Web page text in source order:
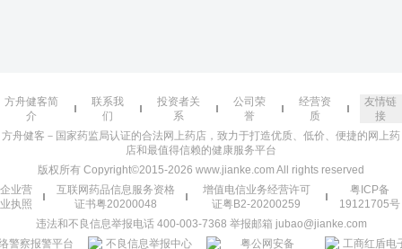
方舟健客简
介
联系我
们
投资者关
系
公司荣
誉
经营资
质
友情链
接
方舟健客－国家药监局认证的合法网上药店，致力于打造优质、低价、便捷的网上药
店和最值得信赖的健康服务平台
版权所有 Copyright©2015-2026 www.jianke.com All rights reserved
企业营
业执照
互联网药品信息服务资格
证书粤20200048
增值电信业务经营许可
证粤B2-20200259
粤ICP备
19121705号
违法和不良信息举报电话 400-003-7368 举报邮箱 jubao@jianke.com